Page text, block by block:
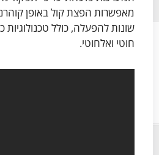
מאפשרות הפצת קול באופן
שונות להפעלה, כולל טכנולוגיות
חוטי ואלחוטי.